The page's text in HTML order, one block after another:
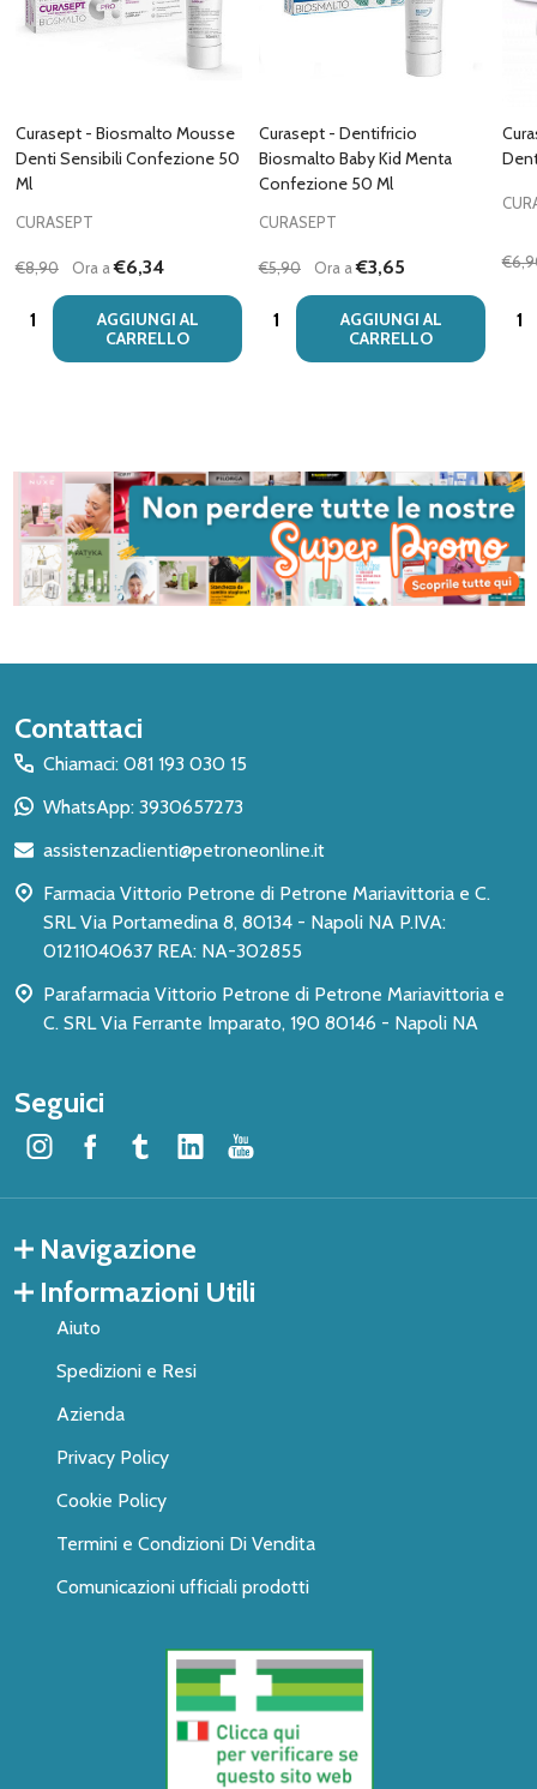
Curasept - Biosmalto Mousse
Denti Sensibili Confezione 50
Ml
CURASEPT
€8,90 Ora a€6,34
Quantità:
AGGIUNGI AL
CARRELLO
Curasept - Dentifricio
Biosmalto Baby Kid Menta
Confezione 50 Ml
CURASEPT
€5,90 Ora a€3,65
Quantità:
AGGIUNGI AL
CARRELLO
Inizio
del
piè
pagina
Contattaci
Chiamaci: 081 193 030 15
WhatsApp: 3930657273
assistenzaclienti@petroneonline.it
Farmacia Vittorio Petrone di Petrone Mariavittoria e C.
SRL Via Portamedina 8, 80134 - Napoli NA P.IVA:
01211040637 REA: NA-302855
Parafarmacia Vittorio Petrone di Petrone Mariavittoria e
C. SRL Via Ferrante Imparato, 190 80146 - Napoli NA
Seguici
Navigazione
Informazioni Utili
Aiuto
Spedizioni e Resi
Azienda
Privacy Policy
Cookie Policy
Termini e Condizioni Di Vendita
Comunicazioni ufficiali prodotti